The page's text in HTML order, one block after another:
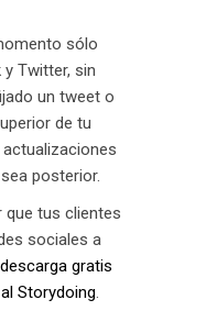
sólo
Twitter, sin
un tweet o
de tu
posterior.
que tus clientes
sociales a
descarga gratis
Storydoing.